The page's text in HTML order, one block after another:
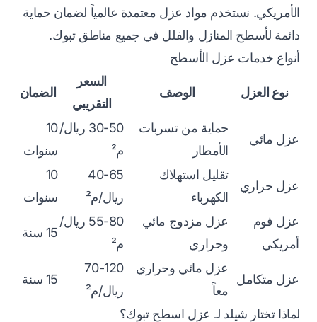
الأمريكي. نستخدم مواد عزل معتمدة عالمياً لضمان حماية
دائمة لأسطح المنازل والفلل في جميع مناطق تبوك.
أنواع خدمات عزل الأسطح
نوع العزل الوصف
السعر
التقريبي
الضمان
عزل مائي
حماية من تسربات
الأمطار
30-50 ريال/
م²
10
سنوات
عزل حراري
تقليل استهلاك
الكهرباء
40-65
ريال/م²
10
سنوات
عزل فوم
أمريكي
عزل مزدوج مائي
وحراري
55-80 ريال/
م²
15 سنة
عزل متكامل
عزل مائي وحراري
معاً
70-120
ريال/م²
15 سنة
لماذا تختار شيلد لـ عزل اسطح تبوك؟